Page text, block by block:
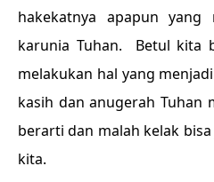
hakekatnya apapun
karunia Tuhan. Betul kita
melakukan hal yang
kasih dan anugerah Tuhan
berarti dan malah kelak
kita.